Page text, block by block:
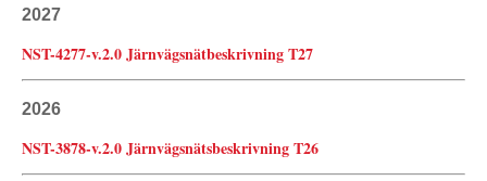
2027
NST-4277-v.2.0 Järnvägsnätbeskrivning T27
2026
NST-3878-v.2.0 Järnvägsnätsbeskrivning T26